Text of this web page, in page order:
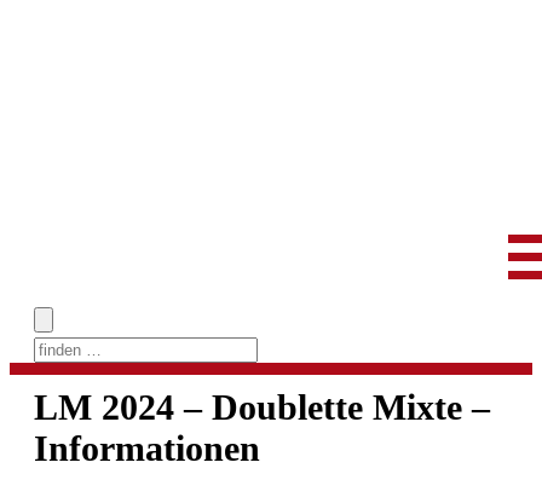
Skip
content
LM 2024 – Doublette Mixte –
Informationen